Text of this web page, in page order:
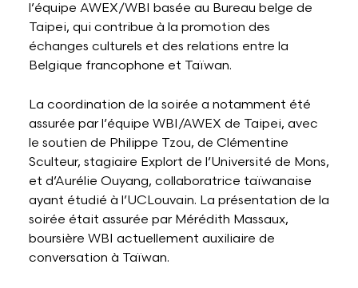
l’équipe AWEX/WBI basée au Bureau belge de
Taipei, qui contribue à la promotion des
échanges culturels et des relations entre la
Belgique francophone et Taïwan.
La coordination de la soirée a notamment été
assurée par l’équipe WBI/AWEX de Taipei, avec
le soutien de Philippe Tzou, de Clémentine
Sculteur, stagiaire Explort de l’Université de Mons,
et d’Aurélie Ouyang, collaboratrice taïwanaise
ayant étudié à l’UCLouvain. La présentation de la
soirée était assurée par Mérédith Massaux,
boursière WBI actuellement auxiliaire de
conversation à Taïwan.